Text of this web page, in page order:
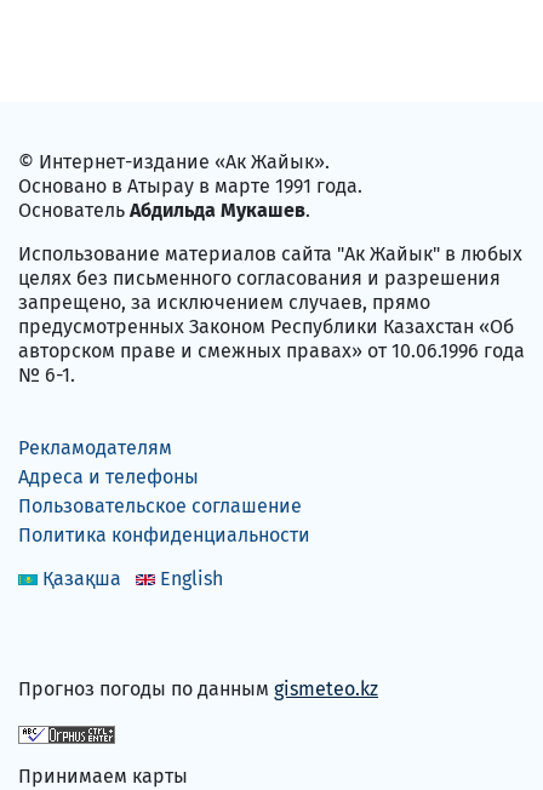
© Интернет-издание «Ак Жайык».
Основано в Атырау в марте 1991 года.
Основатель Абдильда Мукашев.
Использование материалов сайта "Ак Жайык" в любых
целях без письменного согласования и разрешения
запрещено, за исключением случаев, прямо
предусмотренных Законом Республики Казахстан «Об
авторском праве и смежных правах» от 10.06.1996 года
№ 6-1.
Рекламодателям
Адреса и телефоны
Пользовательское соглашение
Политика конфиденциальности
Қазақша
English
Прогноз погоды по данным gismeteo.kz
Принимаем карты